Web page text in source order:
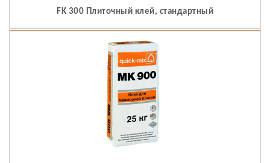
FK 300 Плиточный клей, стандартный